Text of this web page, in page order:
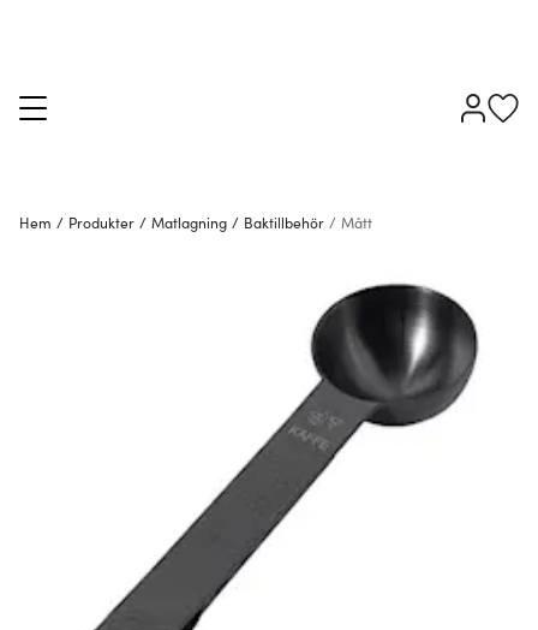
Hem / Produkter / Matlagning / Baktillbehör / Mått